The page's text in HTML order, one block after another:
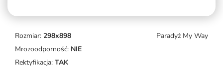
Paradyż My Way
Rozmiar: 298x898
Mrozoodporność: NIE
Rektyfikacja: TAK